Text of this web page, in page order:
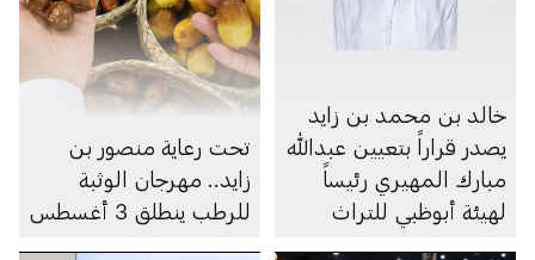
خالد بن محمد بن زايد
يصدر قراراً بتعيين عبدالله
مبارك المهيري رئيساً
لهيئة أبوظبي للتراث
تحت رعاية منصور بن
زايد.. مهرجان الوثبة
للرطب ينطلق 3 أغسطس